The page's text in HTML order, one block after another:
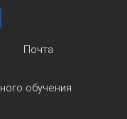
Почта
обучения